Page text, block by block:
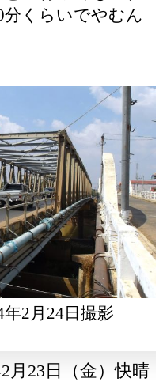
くらいでやむん
2月24日撮影
月23日（金）快晴